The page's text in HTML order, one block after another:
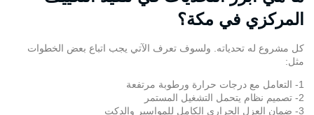
المركزي في مكة؟
كل مشروع له تحدياته. ولسوف تعرف الآتي يجب اتباع بعض الخطوات
مثل:
1- التعامل مع درجات حرارة ورطوبة مرتفعة
2- تصميم نظام يتحمل التشغيل المستمر
3- ضمان العزل الحراري الكامل للمواسير والدكت